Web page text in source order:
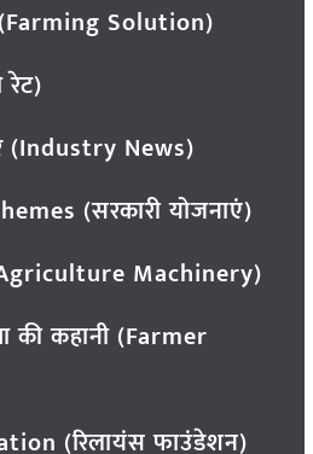
Solution)
(Industry News)
(सरकारी योजनाएं)
Machinery)
की कहानी (Farmer
(रिलायंस फाउंडेशन)